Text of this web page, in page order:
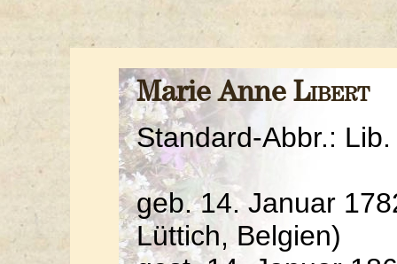
Marie Anne Libert
Standard-Abbr.: Lib.
geb. 14. Januar
Lüttich, Belgien)